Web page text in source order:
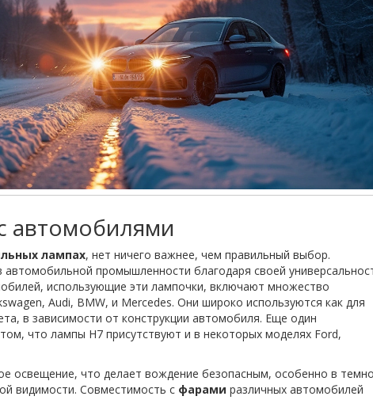
автомобилями
лампах, нет ничего важнее, чем правильный выбор.
промышленности благодаря своей
использующие эти лампочки, включают множество
Audi, BMW, и Mercedes. Они широко используются как для
в зависимости от конструкции автомобиля. Еще один
что лампы H7 присутствуют и в некоторых моделях Ford,
освещение, что делает вождение безопасным, особенно в
видимости. Совместимость с фарами различных автомобилей